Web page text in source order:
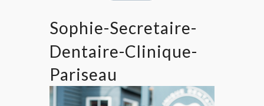
Sophie-Secretaire-
Dentaire-Clinique-
Pariseau